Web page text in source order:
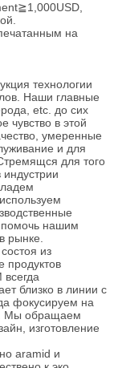
на
технологии
Наши главные
etc. до сих
чувство в этой
умеренные
и для
для того
помочь нашим
рынке.
из
продуктов
близко в линии с
фокусируем на
Мы обращаем
изготовление
aramid и